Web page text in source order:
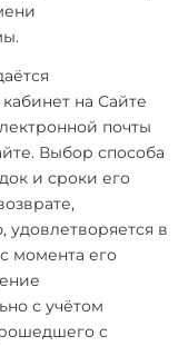
на Сайте
почты
Выбор способа
и сроки его
в
момента его
с учётом
с